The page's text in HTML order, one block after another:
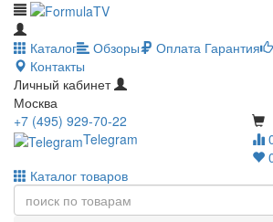
Каталог Обзоры Оплата Гарантия
Контакты
Личный кабинет
Москва
+7 (495) 929-70-22
Telegram
Каталог товаров